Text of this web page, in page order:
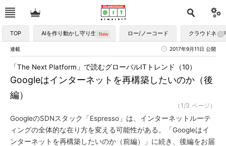
TOP AIを作り動かし守り生かす ロー/ノーコード クラウドネイ
連載 2017年9月11日 公開
Googleはインターネットを再構築したいのか（後
編）
「The Next Platform」で読むグローバルITトレンド（10）
（1/3 ページ）
GoogleのSDNスタック「Espresso」は、インターネットルーテ
ィングの全体的な在り方を変える可能性がある。「Googleはイ
ンターネットを再構築したいのか（前編）」に続き、後編をお届